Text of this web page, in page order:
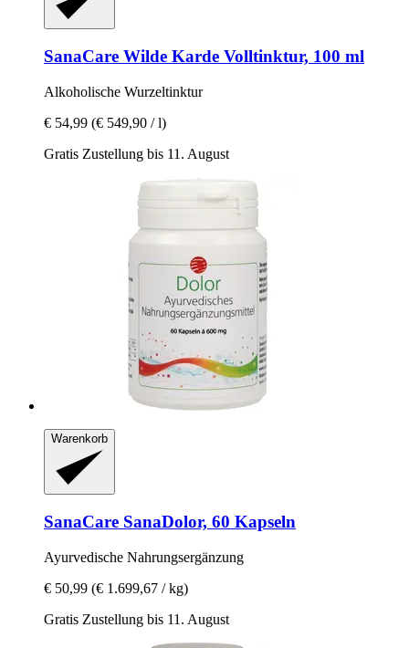
SanaCare Wilde Karde Volltinktur, 100 ml
Alkoholische Wurzeltinktur
€ 54,99 (€ 549,90 / l)
Gratis Zustellung bis 11. August
Warenkorb
SanaCare SanaDolor, 60 Kapseln
Ayurvedische Nahrungsergänzung
€ 50,99 (€ 1.699,67 / kg)
Gratis Zustellung bis 11. August